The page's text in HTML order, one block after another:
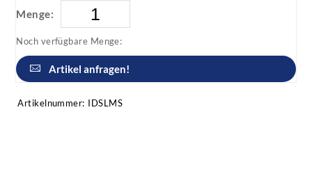
Menge:
Noch verfügbare Menge:
Artikel anfragen!
Artikelnummer: IDSLMS